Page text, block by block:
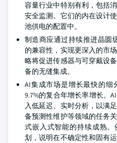
容量行业中特别有利，包括
安全监测。它们的内在设计
池供电的配置中。
制造商应通过持续推进晶圆
的兼容性，实现更深入的市
略将促进传感器与可穿戴设
备的无缝集成。
AI集成市场是增长最快的细
9.7%的复合年增长率增长。
入低延迟、实时分析，以满
备预测性维护等领域的任务
式嵌入式智能的持续成熟
划，说明在不确定性和固有